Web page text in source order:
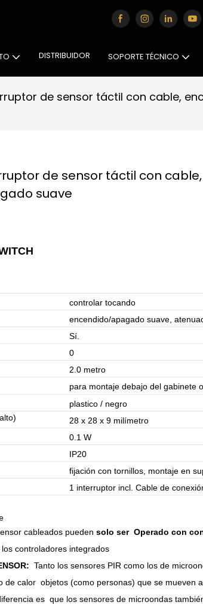
DISTRIBUIDOR SOPORTE TÉCNICO
de sensor táctil con cable,
de sensor táctil con cable,
suave
controlar tocando
encendido/apagado suave,
Sí.
0
2.0 metro
para montaje debajo del gabinete
plastico / negro
28 x 28 x 9 milímetro
0.1 W
IP20
fijación con tornillos, montaje en
1 interruptor incl. Cable de
cableados pueden solo ser Operado con
controladores integrados
Tanto los sensores PIR como los de
de calor objetos (como personas) que se mueven
es que los sensores de microondas